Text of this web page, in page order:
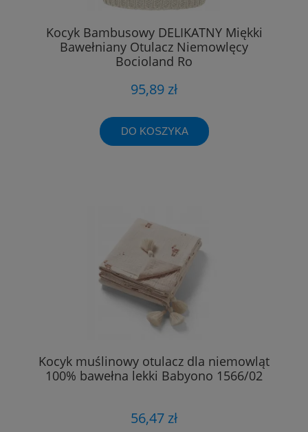
Kocyk Bambusowy DELIKATNY Miękki
Bawełniany Otulacz Niemowlęcy
Bocioland Ro
95,89 zł
DO KOSZYKA
Kocyk muślinowy otulacz dla niemowląt
100% bawełna lekki Babyono 1566/02
56,47 zł